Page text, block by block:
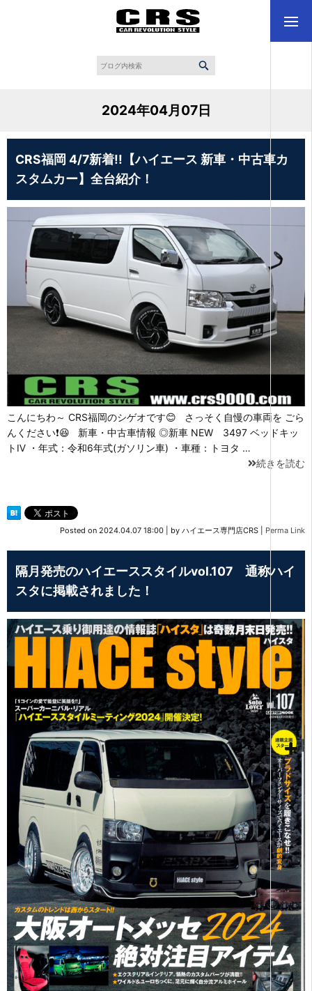
2024年04月07日
CRS福岡 4/7新着!!【ハイエース 新車・中古車カ
スタムカー】全台紹介！
こんにちわ～ CRS福岡のシゲオです😊 さっそく自慢の車両を ごら
んください❗😆 新車・中古車情報 ◎新車 NEW 3497 ベッドキッ
トⅣ ・年式：令和6年式(ガソリン車) ・車種：トヨタ …
続きを読む
Posted on 2024.04.07 18:00 by ハイエース専門店CRS Perma Link
隔月発売のハイエーススタイルvol.107 通称ハイ
スタに掲載されました！